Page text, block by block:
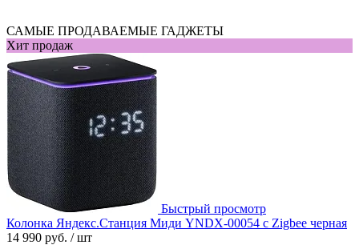
САМЫЕ ПРОДАВАЕМЫЕ ГАДЖЕТЫ
Хит продаж
Быстрый просмотр
Колонка Яндекс.Станция Миди YNDX-00054 с Zigbee черная
14 990 руб. / шт